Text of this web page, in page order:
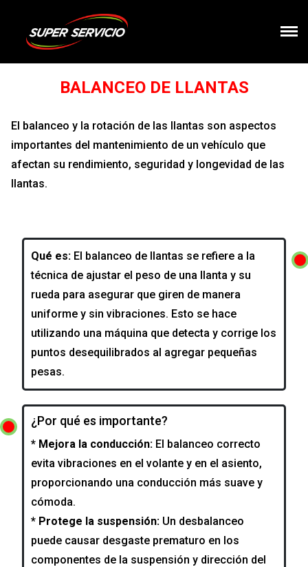
BALANCEO DE LLANTAS
El balanceo y la rotación de las llantas son aspectos
importantes del mantenimiento de un vehículo que
afectan su rendimiento, seguridad y longevidad de las
llantas.
Qué es: El balanceo de llantas se refiere a la
técnica de ajustar el peso de una llanta y su
rueda para asegurar que giren de manera
uniforme y sin vibraciones. Esto se hace
utilizando una máquina que detecta y corrige los
puntos desequilibrados al agregar pequeñas
pesas.
¿Por qué es importante?
* Mejora la conducción: El balanceo correcto
evita vibraciones en el volante y en el asiento,
proporcionando una conducción más suave y
cómoda.
* Protege la suspensión: Un desbalanceo
puede causar desgaste prematuro en los
componentes de la suspensión y dirección del